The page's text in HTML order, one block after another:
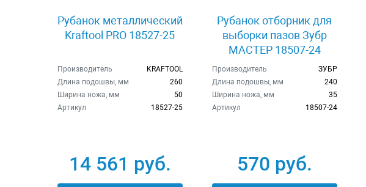
Рубанок металлический
Kraftool PRO 18527-25
Производитель
KRAFTOOL
Длина подошвы, мм
260
Ширина ножа, мм
50
Артикул
18527-25
14 561 руб.
Рубанок отборник для
выборки пазов Зубр
МАСТЕР 18507-24
Производитель
ЗУБР
Длина подошвы, мм
240
Ширина ножа, мм
35
Артикул
18507-24
570 руб.